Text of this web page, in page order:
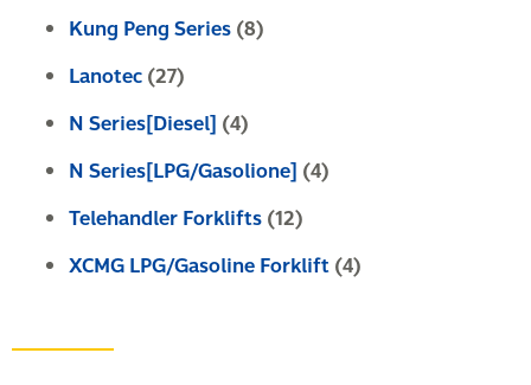
Kung Peng Series (8)
Lanotec (27)
N Series[Diesel] (4)
N Series[LPG/Gasolione] (4)
Telehandler Forklifts (12)
XCMG LPG/Gasoline Forklift (4)